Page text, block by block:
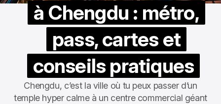
à Chengdu : métro,
pass, cartes et
conseils pratiques
Chengdu, c’est la ville où tu peux passer d’un
temple hyper calme à un centre commercial géant